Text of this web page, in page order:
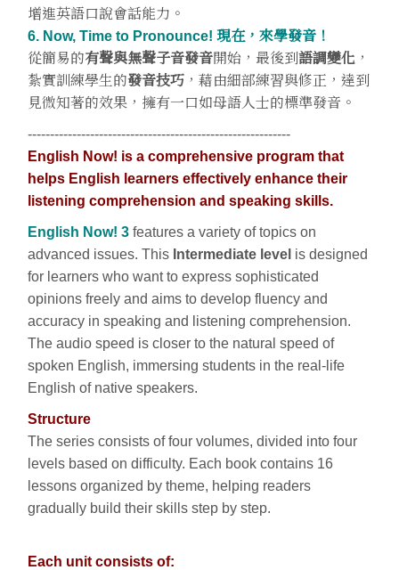
增進英語口說會話能力。
6. Now, Time to Pronounce! 現在，來學發音！
從簡易的有聲與無聲子音發音開始，最後到語調變化 ，
紮實訓練學生的發音技巧，藉由細部練習與修正，達到
見微知著的效果，擁有一口如母語人士的標準發音。
-----------------------------------------------------------
English Now! is a comprehensive program that
helps English learners effectively enhance their
listening comprehension and speaking skills.
English Now! 3 features a variety of topics on
advanced issues. This Intermediate level is designed
for learners who want to express sophisticated
opinions freely and aims to develop fluency and
accuracy in speaking and listening comprehension.
The audio speed is closer to the natural speed of
spoken English, immersing students in the real-life
English of native speakers.
Structure
The series consists of four volumes, divided into four
levels based on difficulty. Each book contains 16
lessons organized by theme, helping readers
gradually build their skills step by step.
Each unit consists of: